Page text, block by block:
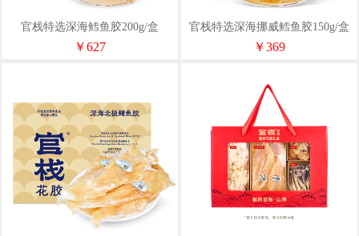
官栈特选深海鳕鱼胶200g/盒
￥627
官栈特选深海挪威鳕鱼胶150g/盒
35头
￥369